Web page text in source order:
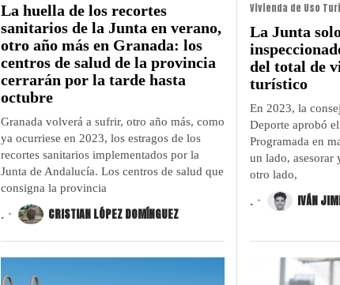
La huella de los recortes
sanitarios de la Junta en verano,
otro año más en Granada: los
centros de salud de la provincia
cerrarán por la tarde hasta
octubre
Granada volverá a sufrir, otro año más, como
ya ocurriese en 2023, los estragos de los
recortes sanitarios implementados por la
Junta de Andalucía. Los centros de salud que
consigna la provincia
. CRISTIAN LÓPEZ DOMÍNGUEZ
Vivienda de Uso
La Junta
del total de
turístico
En 2023, la
Deporte aprobó
Programada en
un lado, asesorar
otro lado,
. IVÁN